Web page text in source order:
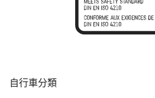
自行車分類